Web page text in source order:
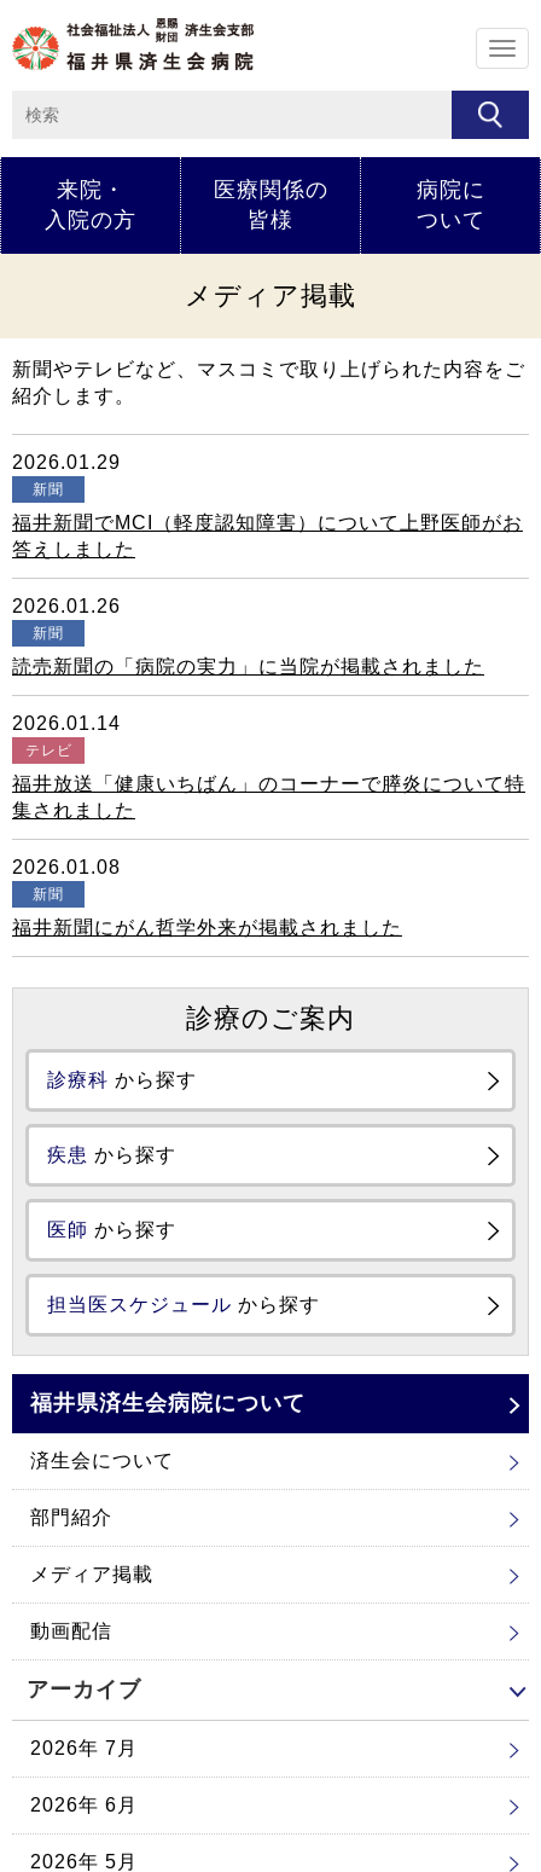
メ
ニ
ュ
来院・
入院の方
医療関係の
皆様
病院に
ついて
メディア掲載
新聞やテレビなど、マスコミで取り上げられた内容をご
紹介します。
2026.01.29
新聞
福井新聞でMCI（軽度認知障害）について上野医師がお
答えしました
2026.01.26
新聞
読売新聞の「病院の実力」に当院が掲載されました
2026.01.14
テレビ
福井放送「健康いちばん」のコーナーで膵炎について特
集されました
2026.01.08
新聞
福井新聞にがん哲学外来が掲載されました
診療のご案内
診療科 から探す
疾患 から探す
医師 から探す
担当医スケジュール から探す
福井県済生会病院について
済生会について
部門紹介
メディア掲載
動画配信
アーカイブ
2026年 7月
2026年 6月
2026年 5月